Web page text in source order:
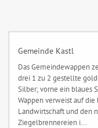
Gemeinde Kastl
Das Gemeindewappen
drei 1 zu 2 gestellte
Silber; vorne ein blaues
Wappen verweist auf
Landwirtschaft und den
Ziegelbrennereien i...